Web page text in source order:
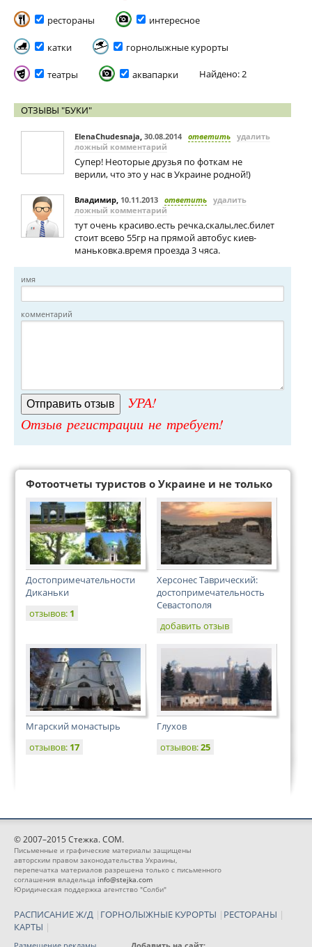
рестораны интересное
катки горнолыжные курорты
театры аквапарки Найдено: 2
ОТЗЫВЫ "БУКИ"
ElenaChudesnaja, 30.08.2014 ответить удалить
ложный комментарий
Супер! Неоторые друзья по фоткам не
верили, что это у нас в Украине родной!)
Владимир, 10.11.2013 ответить удалить
ложный комментарий
тут очень красиво.есть речка,скалы,лес.билет
стоит всево 55гр на прямой автобус киев-
маньковка.время проезда 3 чяса.
имя
комментарий
УРА!
Отзыв регистрации не требует!
Фотоотчеты туристов о Украине и не только
Достопримечательности
Диканьки
отзывов: 1
Херсонес Таврический:
достопримечательность
Севастополя
добавить отзыв
Мгарский монастырь
отзывов: 17
Глухов
отзывов:25
© 2007–2015 Стежка. COM.
Письменные и графические материалы защищены
авторским правом законодательства Украины,
перепечатка материалов разрешена только с письменного
соглашения владельца info@stejka.com
Юридическая поддержка агентство "Солби"
РАСПИСАНИЕ Ж/Д | ГОРНОЛЫЖНЫЕ КУРОРТЫ | РЕСТОРАНЫ |
КАРТЫ |